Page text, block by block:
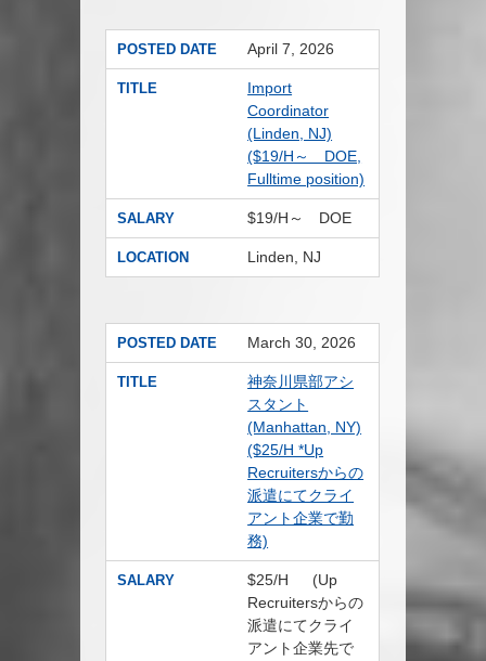
POSTED DATE April 7, 2026
TITLE
Import
Coordinator
(Linden, NJ)
($19/H～ DOE,
Fulltime position)
SALARY $19/H～ DOE
LOCATION Linden, NJ
POSTED DATE March 30, 2026
TITLE
神奈川県部アシ
スタント
(Manhattan, NY)
($25/H *Up
Recruitersからの
派遣にてクライ
アント企業で勤
務)
SALARY
$25/H (Up
Recruitersからの
派遣にてクライ
アント企業先で